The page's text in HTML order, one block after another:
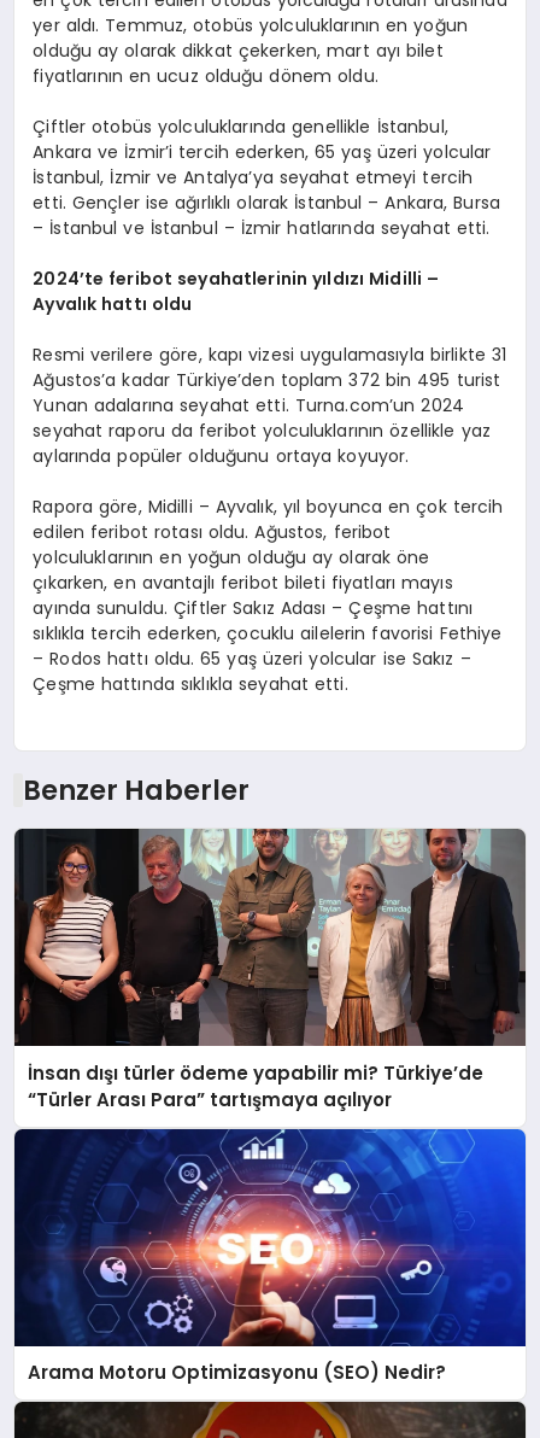
yer aldı. Temmuz, otobüs yolculuklarının en yoğun
olduğu ay olarak dikkat çekerken, mart ayı bilet
fiyatlarının en ucuz olduğu dönem oldu.
Çiftler otobüs yolculuklarında genellikle İstanbul,
Ankara ve İzmir’i tercih ederken, 65 yaş üzeri yolcular
İstanbul, İzmir ve Antalya’ya seyahat etmeyi tercih
etti. Gençler ise ağırlıklı olarak İstanbul – Ankara, Bursa
– İstanbul ve İstanbul – İzmir hatlarında seyahat etti.
2024’te feribot seyahatlerinin yıldızı Midilli –
Ayvalık hattı oldu
Resmi verilere göre, kapı vizesi uygulamasıyla birlikte 31
Ağustos’a kadar Türkiye’den toplam 372 bin 495 turist
Yunan adalarına seyahat etti. Turna.com’un 2024
seyahat raporu da feribot yolculuklarının özellikle yaz
aylarında popüler olduğunu ortaya koyuyor.
Rapora göre, Midilli – Ayvalık, yıl boyunca en çok tercih
edilen feribot rotası oldu. Ağustos, feribot
yolculuklarının en yoğun olduğu ay olarak öne
çıkarken, en avantajlı feribot bileti fiyatları mayıs
ayında sunuldu. Çiftler Sakız Adası – Çeşme hattını
sıklıkla tercih ederken, çocuklu ailelerin favorisi Fethiye
– Rodos hattı oldu. 65 yaş üzeri yolcular ise Sakız –
Çeşme hattında sıklıkla seyahat etti.
Benzer Haberler
İnsan dışı türler ödeme yapabilir mi? Türkiye’de
“Türler Arası Para” tartışmaya açılıyor
Arama Motoru Optimizasyonu (SEO) Nedir?